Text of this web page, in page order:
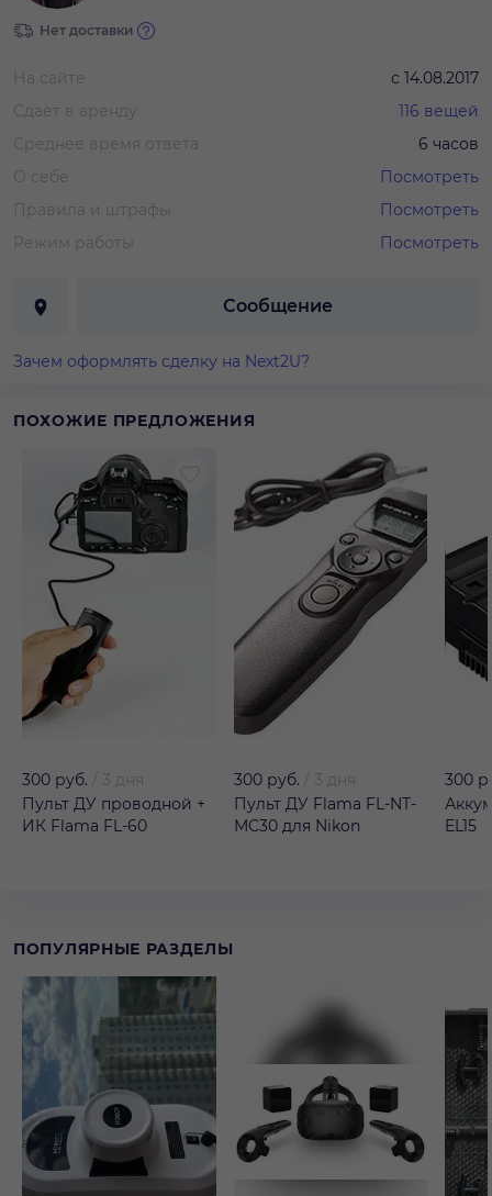
Нет доставки
На сайте с 14.08.2017
Сдает в аренду
116 вещей
Среднее время ответа
6 часов
О себе
Посмотреть
Правила и штрафы
Посмотреть
Режим работы
Посмотреть
Сообщение
Зачем оформлять сделку на Next2U?
ПОХОЖИЕ ПРЕДЛОЖЕНИЯ
300 руб.
3 дня
Пульт ДУ проводной +
ИК Flama FL-60
300 руб.
3 дня
Пульт ДУ Flama FL-NT-
MC30 для Nikon
300
EL15
ПОПУЛЯРНЫЕ РАЗДЕЛЫ